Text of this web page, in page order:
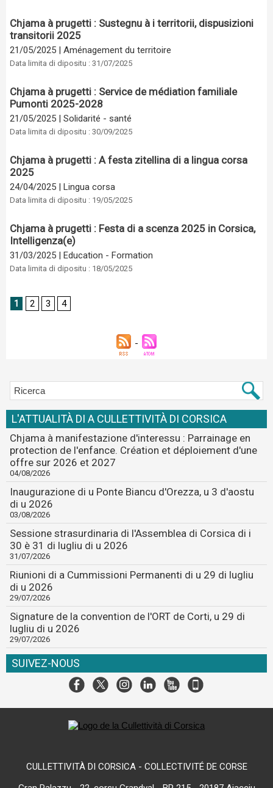
Chjama à prugetti : Sustegnu à i territorii, dispusizioni
transitorii 2025
21/05/2025 | Aménagement du territoire
Data limita di dipositu : 31/07/2025
Chjama à prugetti : Service de médiation familiale
Pumonti 2025-2028
21/05/2025 | Solidarité - santé
Data limita di dipositu : 30/09/2025
Chjama à prugetti : A festa zitellina di a lingua corsa
2025
24/04/2025 | Lingua corsa
Data limita di dipositu : 19/05/2025
Chjama à prugetti : Festa di a scenza 2025 in Corsica,
Intelligenza(e)
31/03/2025 | Education - Formation
Data limita di dipositu : 18/05/2025
1 2 3 4
L'ATTUALITÀ DI A CULLETTIVITÀ DI CORSICA
Chjama à manifestazione d'interessu : Parrainage en
protection de l'enfance. Création et déploiement d'une
offre sur 2026 et 2027
04/08/2026
Inaugurazione di u Ponte Biancu d'Orezza, u 3 d'aostu
di u 2026
03/08/2026
Sessione strasurdinaria di l'Assemblea di Corsica di i
30 è 31 di lugliu di u 2026
31/07/2026
Riunioni di a Cummissioni Permanenti di u 29 di lugliu
di u 2026
29/07/2026
Signature de la convention de l'ORT de Corti, u 29 di
lugliu di u 2026
29/07/2026
SUIVEZ-NOUS
CULLETTIVITÀ DI CORSICA - COLLECTIVITÉ DE CORSE